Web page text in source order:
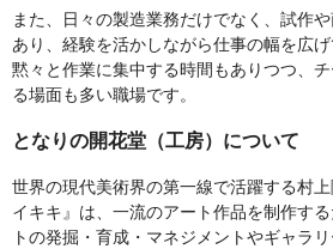
また、日々の製造業務だけでなく、試作
あり、経験を活かしながら仕事の幅を広げ
黙々と作業に集中する時間もありつつ、
る場面も多い職場です。
となりの開花堂（工房）について
世界の現代美術界の第一線で活躍する村
イキキ』は、一流のアート作品を制作す
トの発掘・育成・マネジメントやギャラ